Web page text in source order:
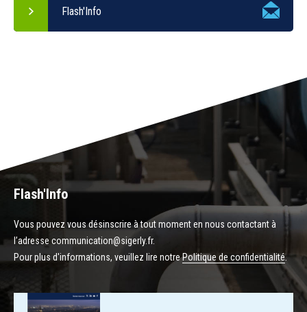
Flash'Info
Flash'Info
Vous pouvez vous désinscrire à tout moment en nous contactant à
l’adresse communication@sigerly.fr.
Pour plus d'informations, veuillez lire notrePolitique de confidentialité.